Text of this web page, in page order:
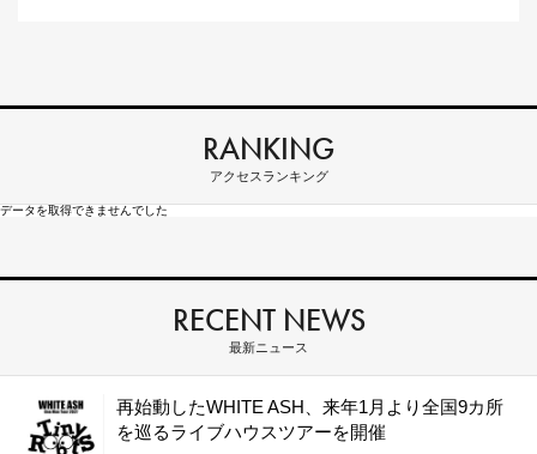
RANKING
アクセスランキング
データを取得できませんでした
RECENT NEWS
最新ニュース
再始動したWHITE ASH、来年1月より全国9カ所
を巡るライブハウスツアーを開催